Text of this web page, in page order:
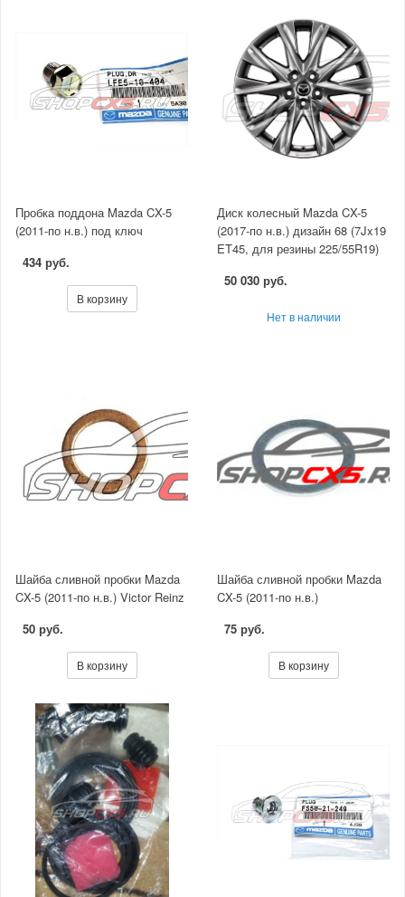
Пробка поддона Mazda CX-5
(2011-по н.в.) под ключ
434 руб.
В корзину
Диск колесный Mazda CX-5
(2017-по н.в.) дизайн 68 (7Jx19
ET45, для резины 225/55R19)
50 030 руб.
Нет в наличии
Шайба сливной пробки Mazda
CX-5 (2011-по н.в.) Victor Reinz
50 руб.
В корзину
Шайба сливной пробки Mazda
CX-5 (2011-по н.в.)
75 руб.
В корзину